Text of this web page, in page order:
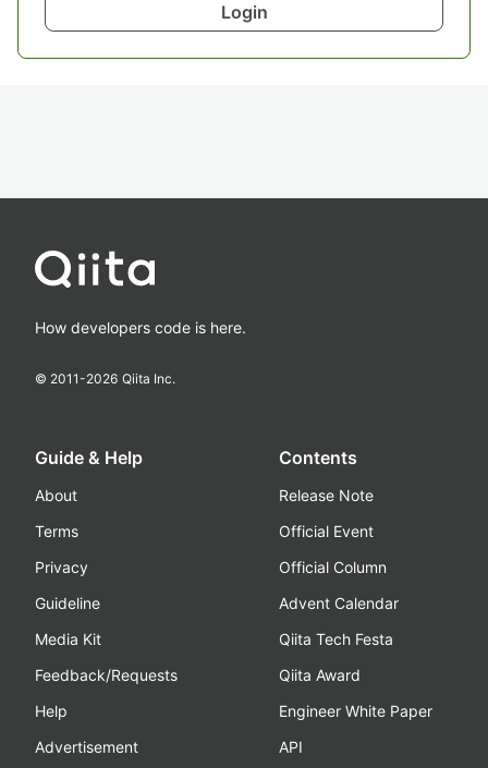
Login
How developers code is here.
© 2011-2026 Qiita Inc.
Guide & Help
About
Terms
Privacy
Guideline
Media Kit
Feedback/Requests
Help
Advertisement
Contents
Release Note
Official Event
Official Column
Advent Calendar
Qiita Tech Festa
Qiita Award
Engineer White Paper
API